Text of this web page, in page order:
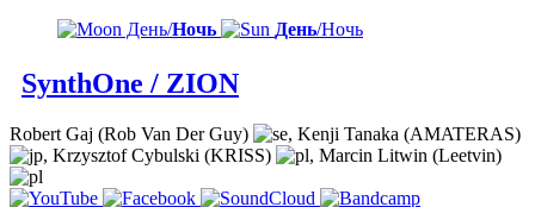
День/Ночь День/Ночь
SynthOne / ZION
Robert Gaj (Rob Van Der Guy) , Kenji Tanaka (AMATERAS)
, Krzysztof Cybulski (KRISS) , Marcin Litwin (Leetvin)